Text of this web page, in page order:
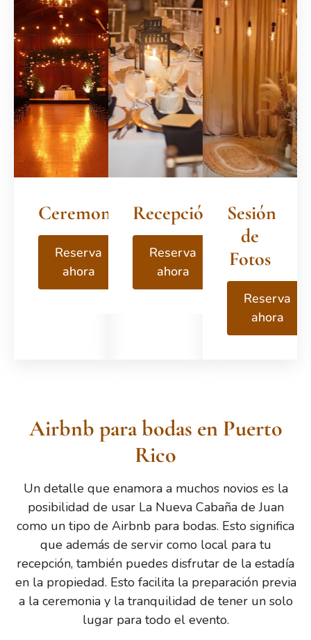
Ceremonia
Reserva
ahora
Recepción
Reserva
ahora
Sesión
de
Fotos
Reserva
ahora
Airbnb para bodas en Puerto
Rico
Un detalle que enamora a muchos novios es la
posibilidad de usar La Nueva Cabaña de Juan
como un tipo de Airbnb para bodas. Esto significa
que además de servir como local para tu
recepción, también puedes disfrutar de la estadía
en la propiedad. Esto facilita la preparación previa
a la ceremonia y la tranquilidad de tener un solo
lugar para todo el evento.